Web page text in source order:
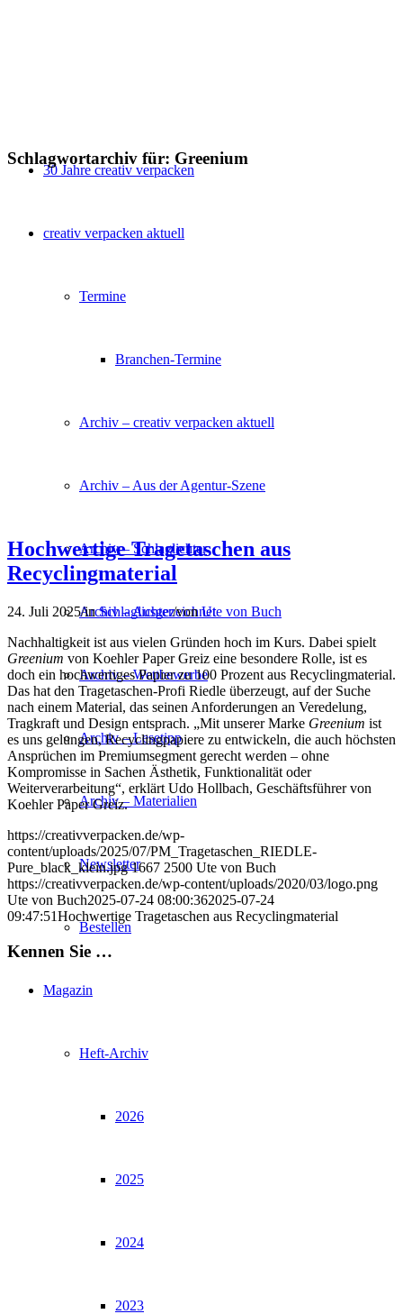
30 Jahre creativ verpacken
creativ verpacken aktuell
Termine
Branchen-Termine
Archiv – creativ verpacken aktuell
Archiv – Aus der Agentur-Szene
Archiv – Schlaglichter
Archiv – Ausgezeichnet
Archiv – Wettbewerbe
Archiv – Lesetipp
Archiv – Materialien
Newsletter
Bestellen
Magazin
Heft-Archiv
2026
2025
2024
2023
Schlagwortarchiv für: Greenium
Hochwertige Tragetaschen aus
Recyclingmaterial
24. Juli 2025/inSchlaglichter/vonUte von Buch
Nachhaltigkeit ist aus vielen Gründen hoch im Kurs. Dabei spielt
Greenium von Koehler Paper Greiz eine besondere Rolle, ist es
doch ein hochwertiges Papier zu 100 Prozent aus Recyclingmaterial.
Das hat den Tragetaschen-Profi Riedle überzeugt, auf der Suche
nach einem Material, das seinen Anforderungen an Veredelung,
Tragkraft und Design entsprach. „Mit unserer Marke Greenium ist
es uns gelungen, Recyclingpapiere zu entwickeln, die auch höchsten
Ansprüchen im Premiumsegment gerecht werden – ohne
Kompromisse in Sachen Ästhetik, Funktionalität oder
Weiterverarbeitung“, erklärt Udo Hollbach, Geschäftsführer von
Koehler Paper Greiz.
https://creativverpacken.de/wp-
content/uploads/2025/07/PM_Tragetaschen_RIEDLE-
Pure_black_klein.jpg 1667 2500 Ute von Buch
https://creativverpacken.de/wp-content/uploads/2020/03/logo.png
Ute von Buch2025-07-24 08:00:362025-07-24
09:47:51Hochwertige Tragetaschen aus Recyclingmaterial
Kennen Sie …